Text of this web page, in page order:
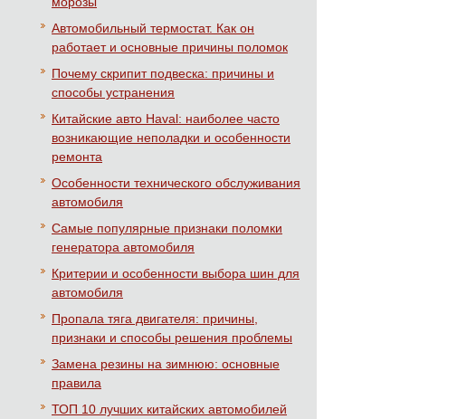
Автомобильный термостат. Как он
работает и основные причины поломок
Почему скрипит подвеска: причины и
способы устранения
Китайские авто Haval: наиболее часто
возникающие неполадки и особенности
ремонта
Особенности технического обслуживания
автомобиля
Самые популярные признаки поломки
генератора автомобиля
Критерии и особенности выбора шин для
автомобиля
Пропала тяга двигателя: причины,
признаки и способы решения проблемы
Замена резины на зимнюю: основные
правила
ТОП 10 лучших китайских автомобилей